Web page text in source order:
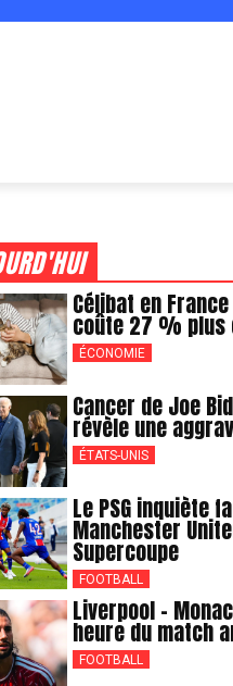
Célibat en
coûte 27 % plus
ÉCONOMIE
Cancer de Joe
révèle une
ÉTATS-UNIS
Le PSG inquiète
Manchester
Supercoupe
FOOTBALL
Liverpool –
heure du match
FOOTBALL